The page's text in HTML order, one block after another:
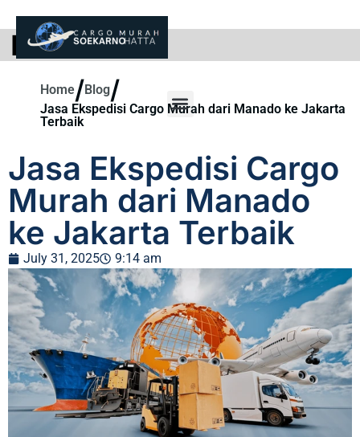
BLOG
Home/Blog/
Jasa Ekspedisi Cargo Murah dari Manado ke Jakarta
Terbaik
Jasa Ekspedisi Cargo
Murah dari Manado
ke Jakarta Terbaik
July 31, 2025 9:14 am